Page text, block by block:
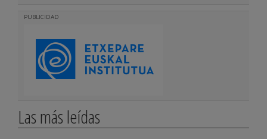
PUBLICIDAD
Las más leídas